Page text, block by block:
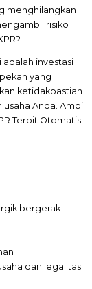
menghilangkan
risiko
adalah investasi
yang
ketidakpastian
Anda. Ambil
Terbit Otomatis
bergerak
dan legalitas